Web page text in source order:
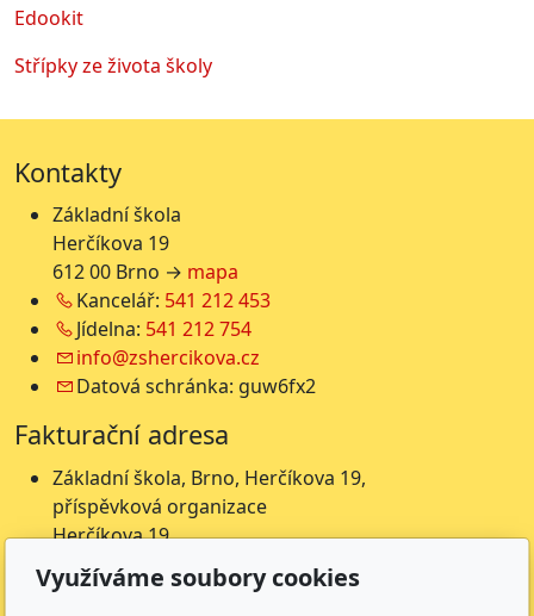
Edookit
Střípky ze života školy
Kontakty
Základní škola
Herčíkova 19
612 00 Brno → mapa
Kancelář: 541 212 453
Jídelna: 541 212 754
info@zshercikova.cz
Datová schránka: guw6fx2
Fakturační adresa
Základní škola, Brno, Herčíkova 19,
příspěvková organizace
Herčíkova 19
612 00 Brno
IČ: 62157116
Využíváme soubory cookies